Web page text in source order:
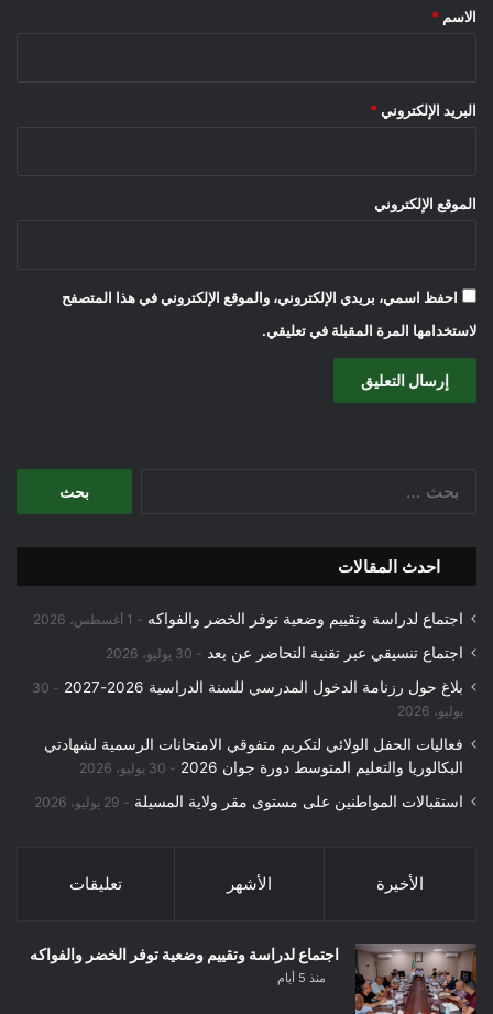
*
الاسم *
البريد الإلكتروني *
الموقع الإلكتروني
احفظ اسمي، بريدي الإلكتروني، والموقع الإلكتروني في هذا المتصفح
لاستخدامها المرة المقبلة في تعليقي.
احدث المقالات
اجتماع لدراسة وتقييم وضعية توفر الخضر والفواكه 1 أغسطس، 2026
اجتماع تنسيقي عبر تقنية التحاضر عن بعد 30 يوليو، 2026
بلاغ حول رزنامة الدخول المدرسي للسنة الدراسية 2026-2027
30
يوليو، 2026
فعاليات الحفل الولائي لتكريم متفوقي الامتحانات الرسمية لشهادتي
البكالوريا والتعليم المتوسط دورة جوان 2026
30 يوليو، 2026
استقبالات المواطنين على مستوى مقر ولاية المسيلة 29 يوليو، 2026
الأخيرة الأشهر تعليقات
اجتماع لدراسة وتقييم وضعية توفر الخضر والفواكه
منذ 5 أيام